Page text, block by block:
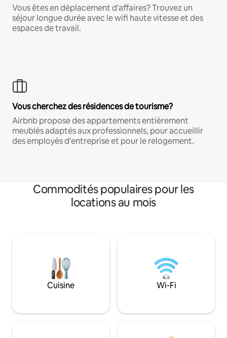
Vous êtes en déplacement d'affaires? Trouvez un
séjour longue durée avec le wifi haute vitesse et des
espaces de travail.
Vous cherchez des résidences de tourisme?
Airbnb propose des appartements entièrement
meublés adaptés aux professionnels, pour accueillir
des employés d'entreprise et pour le relogement.
Commodités populaires pour les
locations au mois
Cuisine Wi-Fi